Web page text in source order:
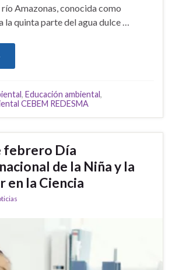
Amazonas, conocida como
la quinta parte del agua dulce …
, Educación ambiental,
CEBEM REDESMA
febrero Día
de la Niña y la
en la Ciencia